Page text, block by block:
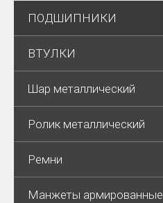
ПОДШИПНИКИ
ВТУЛКИ
Шар металлический
Ролик металлический
Ремни
Манжеты армированные